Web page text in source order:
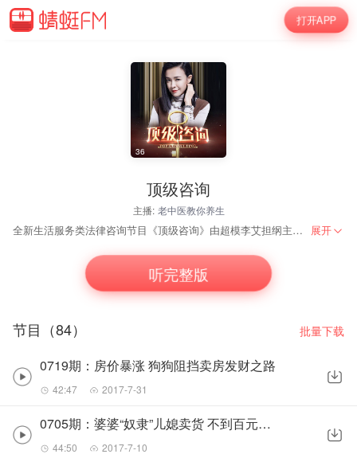
打开APP
36
顶级咨询
主播: 老中医教你养生
全新生活服务类法律咨询节目《顶级咨询》由超模李艾担纲主持，邀请四位国内知名律师担任顶级律师团，为到场求助人提供最权威、最专业的法律服务，解决困扰求助人的各种法律问题。 展开
听完整版
节目（84） 批量下载
0719期：房价暴涨 狗狗阻挡卖房发财之路
42:47 2017-7-31
0705期：婆婆“奴隶”儿媳卖货 不到百元禁回家
44:50 2017-7-10